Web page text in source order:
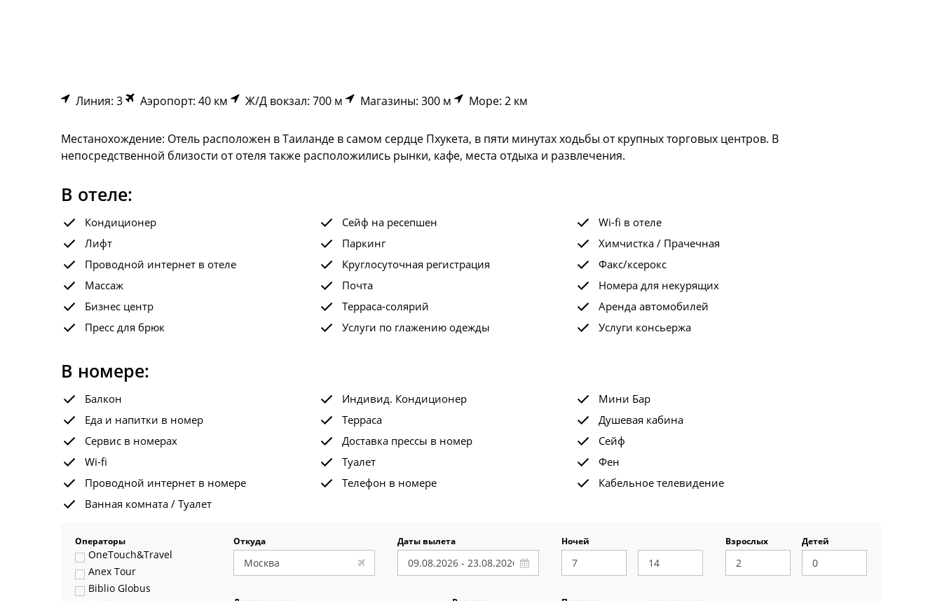
Линия: 3 Аэропорт: 40 км Ж/Д вокзал: 700 м Магазины: 300 м Море: 2 км
Местанохождение: Отель расположен в Таиланде в самом сердце Пхукета, в пяти минутах ходьбы от крупных торговых центров. В
непосредственной близости от отеля также расположились рынки, кафе, места отдыха и развлечения.
В отеле:
Кондиционер Сейф на ресепшен
Wi-fi в отеле
Лифт
Паркинг
Химчистка / Прачечная
Проводной интернет в отеле
Круглосуточная регистрация
Факс/ксерокс
Массаж
Почта
Номера для некурящих
Бизнес центр
Терраса-солярий
Аренда автомобилей
Пресс для брюк
Услуги по глажению одежды Услуги консьержа
В номере:
Балкон Индивид. Кондиционер
Мини Бар
Еда и напитки в номер
Терраса
Душевая кабина
Сервис в номерах
Доставка прессы в номер
Сейф
Wi-fi
Туалет
Фен
Проводной интернет в номере
Телефон в номере
Кабельное телевидение
Ванная комната / Туалет
Операторы
OneTouch&Travel
Anex Tour
Biblio Globus
Откуда Даты вылета Ночей Взрослых Детей